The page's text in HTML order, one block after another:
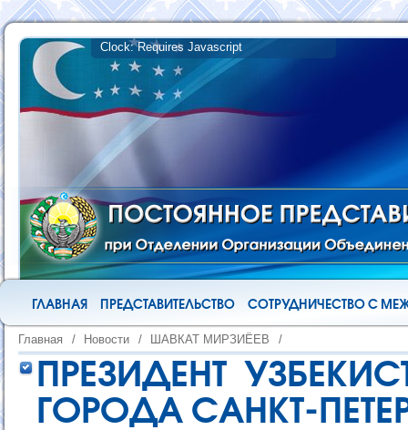
ГЛАВНАЯ ПРЕДСТАВИТЕЛЬСТВО СОТРУДНИЧЕСТВО С
Главная / Новости / ШАВКАТ МИРЗИЁЕВ /
ПРЕЗИДЕНТ
ГОРОДА САНКТ-